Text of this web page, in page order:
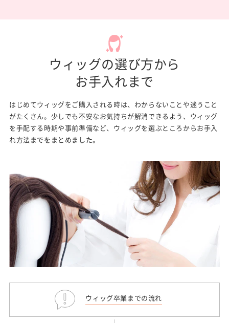
ウィッグの選び方から
お手入れまで
はじめてウィッグをご購入される時は、わからないことや迷うこと
がたくさん。 少しでも不安なお気持ちが解消できるよう、ウィッグ
を手配する時期や事前準備など、 ウィッグを選ぶところからお手入
れ方法までをまとめました。
ウィッグ卒業までの流れ